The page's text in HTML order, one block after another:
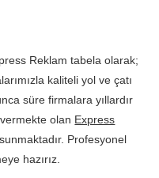
Reklam tabela olarak;
kaliteli yol ve çatı
süre firmalara yıllardır
olan Express
Profesyonel
hazırız.